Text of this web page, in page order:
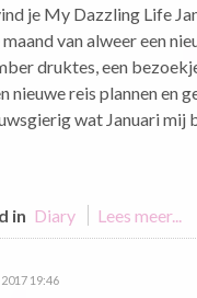
je My Dazzling Life
van alweer een
druktes, een
nieuwe reis plannen en
wat Januari mij
in Diary Lees meer...
19:46